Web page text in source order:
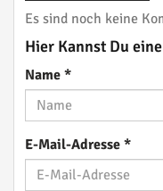
Es sind noch keine
Hier Kannst Du
Name *
E-Mail-Adresse *